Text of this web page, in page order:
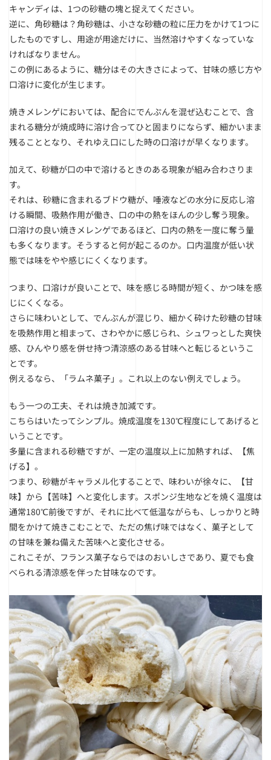
キャンディは、1つの砂糖の塊と捉えてください。
逆に、角砂糖は？角砂糖は、小さな砂糖の粒に圧力をかけて1つに
したものですし、用途が用途だけに、当然溶けやすくなっていな
ければなりません。
この例にあるように、糖分はその大きさによって、甘味の感じ方や
口溶けに変化が生じます。
焼きメレンゲにおいては、配合にでんぷんを混ぜ込むことで、含
まれる糖分が焼成時に溶け合ってひと固まりにならず、細かいまま
残ることとなり、それゆえ口にした時の口溶けが早くなります。
加えて、砂糖が口の中で溶けるときのある現象が組み合わさりま
す。
それは、砂糖に含まれるブドウ糖が、唾液などの水分に反応し溶
ける瞬間、吸熱作用が働き、口の中の熱をほんの少し奪う現象。
口溶けの良い焼きメレンゲであるほど、口内の熱を一度に奪う量
も多くなります。そうすると何が起こるのか。口内温度が低い状
態では味をやや感じにくくなります。
つまり、口溶けが良いことで、味を感じる時間が短く、かつ味を感
じにくくなる。
さらに味わいとして、でんぷんが混じり、細かく砕けた砂糖の甘味
を吸熱作用と相まって、さわやかに感じられ、シュワっとした爽快
感、ひんやり感を併せ持つ清涼感のある甘味へと転じるというこ
とです。
例えるなら、「ラムネ菓子」。これ以上のない例えでしょう。
もう一つの工夫、それは焼き加減です。
こちらはいたってシンプル。焼成温度を130℃程度にしてあげると
いうことです。
多量に含まれる砂糖ですが、一定の温度以上に加熱すれば、【焦
げる】。
つまり、砂糖がキャラメル化することで、味わいが徐々に、【甘
味】から【苦味】へと変化します。スポンジ生地などを焼く温度は
通常180℃前後ですが、それに比べて低温ながらも、しっかりと時
間をかけて焼きこむことで、ただの焦げ味ではなく、菓子として
の甘味を兼ね備えた苦味へと変化させる。
これこそが、フランス菓子ならではのおいしさであり、夏でも食
べられる清涼感を伴った甘味なのです。